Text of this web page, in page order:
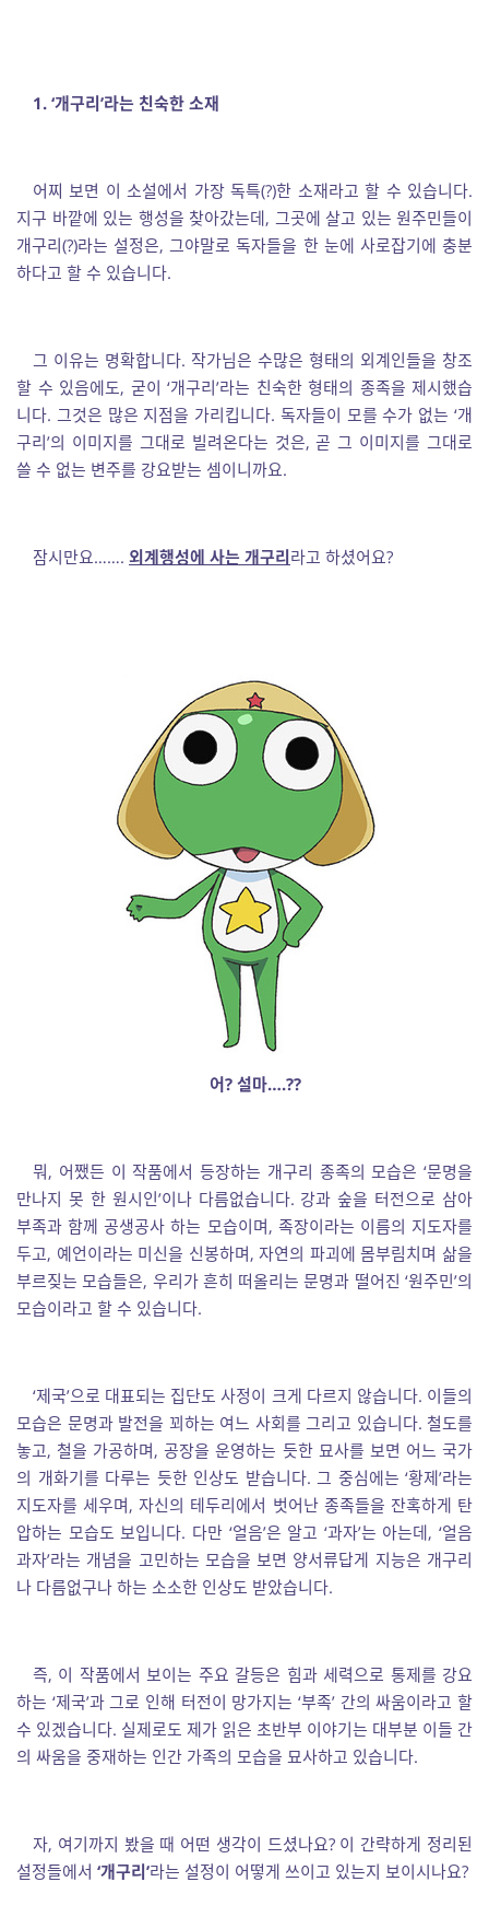
1. ‘개구리’라는 친숙한 소재
어찌 보면 이 소설에서 가장 독특(?)한 소재라고 할 수 있습니다.
지구 바깥에 있는 행성을 찾아갔는데, 그곳에 살고 있는 원주민들이
개구리(?)라는 설정은, 그야말로 독자들을 한 눈에 사로잡기에 충분
하다고 할 수 있습니다.
그 이유는 명확합니다. 작가님은 수많은 형태의 외계인들을 창조
할 수 있음에도, 굳이 ‘개구리’라는 친숙한 형태의 종족을 제시했습
니다. 그것은 많은 지점을 가리킵니다. 독자들이 모를 수가 없는 ‘개
구리’의 이미지를 그대로 빌려온다는 것은, 곧 그 이미지를 그대로
쓸 수 없는 변주를 강요받는 셈이니까요.
잠시만요……. 외계행성에 사는 개구리라고 하셨어요?
어? 설마….??
뭐, 어쨌든 이 작품에서 등장하는 개구리 종족의 모습은 ‘문명을
만나지 못 한 원시인’이나 다름없습니다. 강과 숲을 터전으로 삼아
부족과 함께 공생공사 하는 모습이며, 족장이라는 이름의 지도자를
두고, 예언이라는 미신을 신봉하며, 자연의 파괴에 몸부림치며 삶을
부르짖는 모습들은, 우리가 흔히 떠올리는 문명과 떨어진 ‘원주민’의
모습이라고 할 수 있습니다.
‘제국’으로 대표되는 집단도 사정이 크게 다르지 않습니다. 이들의
모습은 문명과 발전을 꾀하는 여느 사회를 그리고 있습니다. 철도를
놓고, 철을 가공하며, 공장을 운영하는 듯한 묘사를 보면 어느 국가
의 개화기를 다루는 듯한 인상도 받습니다. 그 중심에는 ‘황제’라는
지도자를 세우며, 자신의 테두리에서 벗어난 종족들을 잔혹하게 탄
압하는 모습도 보입니다. 다만 ‘얼음’은 알고 ‘과자’는 아는데, ‘얼음
과자’라는 개념을 고민하는 모습을 보면 양서류답게 지능은 개구리
나 다름없구나 하는 소소한 인상도 받았습니다.
즉, 이 작품에서 보이는 주요 갈등은 힘과 세력으로 통제를 강요
하는 ‘제국’과 그로 인해 터전이 망가지는 ‘부족’ 간의 싸움이라고 할
수 있겠습니다. 실제로도 제가 읽은 초반부 이야기는 대부분 이들 간
의 싸움을 중재하는 인간 가족의 모습을 묘사하고 있습니다.
자, 여기까지 봤을 때 어떤 생각이 드셨나요? 이 간략하게 정리된
설정들에서 ‘개구리’라는 설정이 어떻게 쓰이고 있는지 보이시나요?